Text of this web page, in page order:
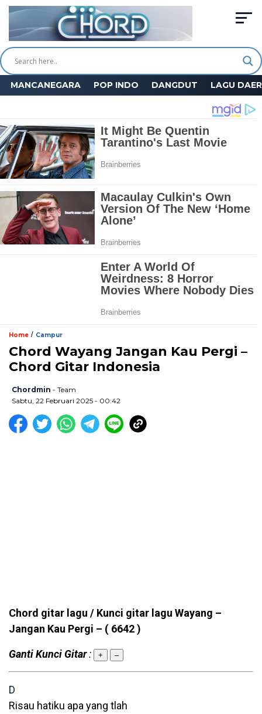
MANCANEGARA POP INDO DANGDUT LAGU
Home / Campur
Chord Wayang Jangan Kau Pergi –
Chord Gitar Indonesia
Chordmin - Team
Sabtu, 22 Februari 2025 - 00:42
Chord gitar lagu / Kunci gitar lagu Wayang –
Jangan Kau Pergi – ( 6642 )
Ganti Kunci Gitar: + –
D
Risau hatiku apa yang tlah